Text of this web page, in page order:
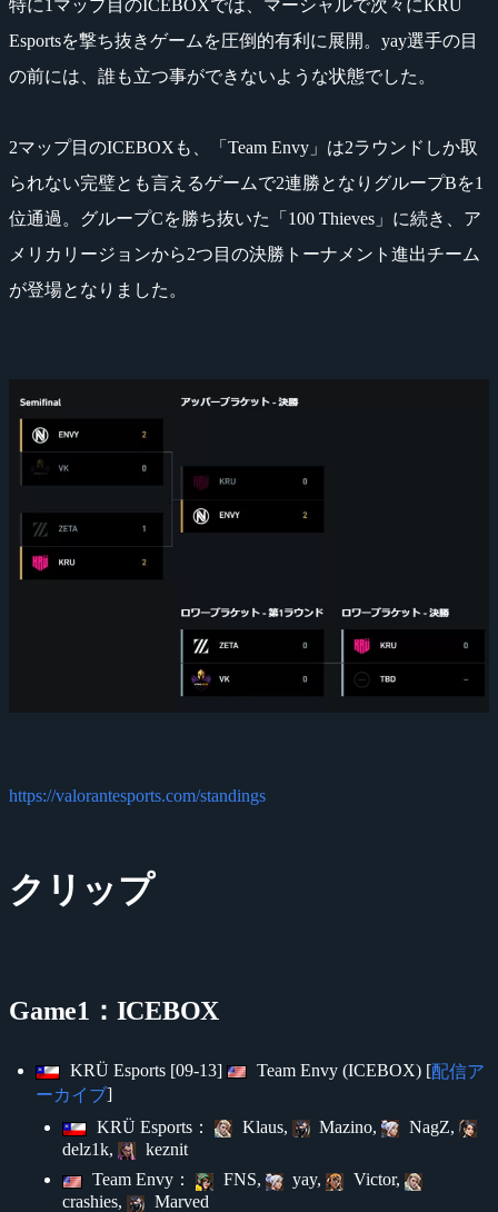
特に1マップ目のICEBOXでは、マーシャルで次々にKRÜ
Esportsを撃ち抜きゲームを圧倒的有利に展開。yay選手の目
の前には、誰も立つ事ができないような状態でした。
2マップ目のICEBOXも、「Team Envy」は2ラウンドしか取
られない完璧とも言えるゲームで2連勝となりグループBを1
位通過。グループCを勝ち抜いた「100 Thieves」に続き、ア
メリカリージョンから2つ目の決勝トーナメント進出チーム
が登場となりました。
https://valorantesports.com/standings
クリップ
Game1：ICEBOX
KRÜ Esports [09-13] Team Envy (ICEBOX) [配信ア
ーカイブ]
KRÜ Esports：
Klaus, Mazino,
NagZ,
delz1k,
keznit
Team Envy：
FNS, yay,
Victor,
crashies,
Marved